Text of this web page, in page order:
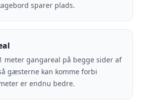
sparer plads.
meter gangareal på begge sider af
gæsterne kan komme forbi
er endnu bedre.